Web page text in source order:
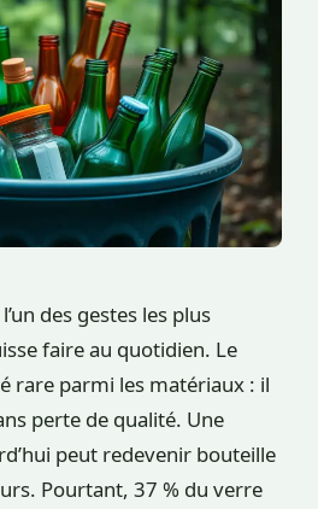
des gestes les plus
faire au quotidien. Le
rare parmi les matériaux : il
perte de qualité. Une
peut redevenir bouteille
Pourtant, 37 % du verre